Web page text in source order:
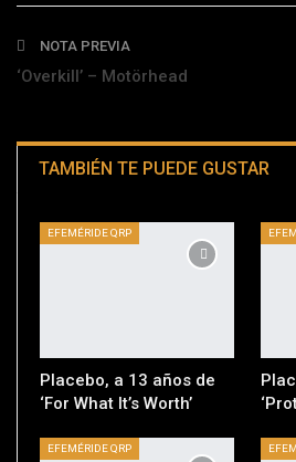
NOTA PREVIA
‘Overkill’ – Motörhead
TAMBIÉN TE PUEDE GUSTAR
EFEMÉRIDE QRP
Placebo, a 13 años de
‘For What It’s Worth’
EFEMÉRIDE QRP